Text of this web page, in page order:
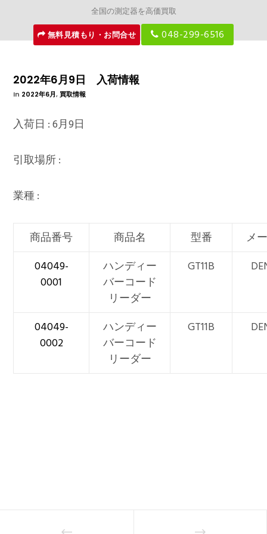
全国の測定器を高価買取
無料見積もり・お問合せ
048-299-6516
2022年6月9日 入荷情報
In 2022年6月,買取情報
入荷日 : 6月9日
引取場所 :
業種 :
商品番号 商品名 型番
メ
04049-
0001
ハンディー
バーコード
リーダー
GT11B
04049-
0002
ハンディー
バーコード
リーダー
GT11B